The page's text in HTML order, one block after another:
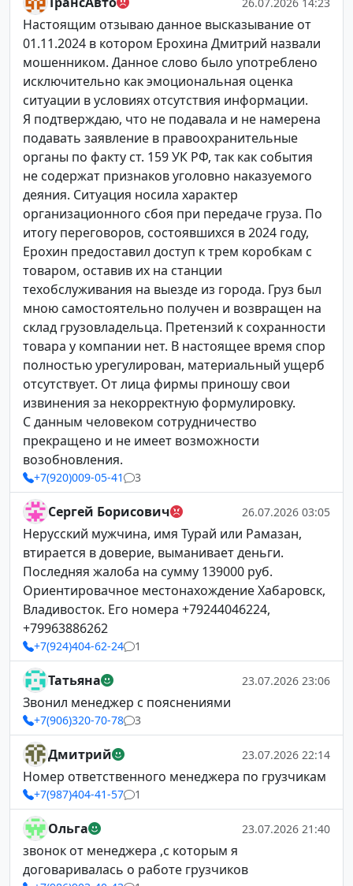
Настоящим отзываю данное высказывание от
01.11.2024 в котором Ерохина Дмитрий назвали
мошенником. Данное слово было употреблено
исключительно как эмоциональная оценка
ситуации в условиях отсутствия информации.
Я подтверждаю, что не подавала и не намерена
подавать заявление в правоохранительные
органы по факту ст. 159 УК РФ, так как события
не содержат признаков уголовно наказуемого
деяния. Ситуация носила характер
организационного сбоя при передаче груза. По
итогу переговоров, состоявшихся в 2024 году,
Ерохин предоставил доступ к трем коробкам с
товаром, оставив их на станции
техобслуживания на выезде из города. Груз был
мною самостоятельно получен и возвращен на
склад грузовладельца. Претензий к сохранности
товара у компании нет. В настоящее время спор
полностью урегулирован, материальный ущерб
отсутствует. От лица фирмы приношу свои
извинения за некорректную формулировку.
С данным человеком сотрудничество
прекращено и не имеет возможности
возобновления.
+7(920)009-05-41 3
Сергей Борисович 26.07.2026 03:05
Нерусский мужчина, имя Турай или Рамазан,
втирается в доверие, выманивает деньги.
Последняя жалоба на сумму 139000 руб.
Ориентировачное местонахождение Хабаровск,
Владивосток. Его номера +79244046224,
+79963886262
+7(924)404-62-24 1
Татьяна 23.07.2026 23:06
Звонил менеджер с пояснениями
+7(906)320-70-78 3
Дмитрий 23.07.2026 22:14
Номер ответственного менеджера по грузчикам
+7(987)404-41-57 1
Ольга 23.07.2026 21:40
звонок от менеджера ,с которым я
договаривалась о работе грузчиков